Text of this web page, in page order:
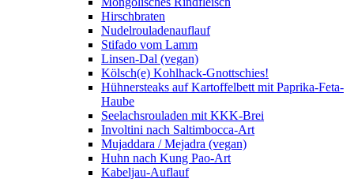
Hirschbraten
Nudelrouladenauflauf
Stifado vom Lamm
Linsen-Dal (vegan)
Kölsch(e) Kohlhack-Gnottschies!
Hühnersteaks auf Kartoffelbett mit Paprika-Feta-
Haube
Seelachsrouladen mit KKK-Brei
Involtini nach Saltimbocca-Art
Mujaddara / Mejadra (vegan)
Huhn nach Kung Pao-Art
Kabeljau-Auflauf